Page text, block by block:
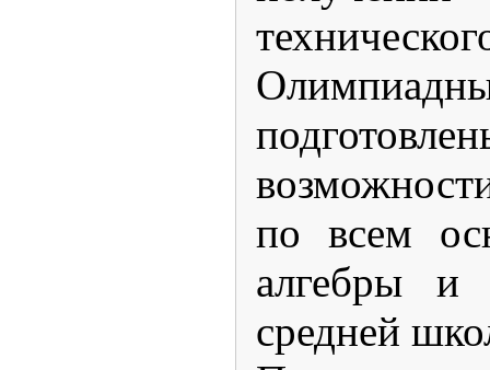
по всем
алгебры и
средней